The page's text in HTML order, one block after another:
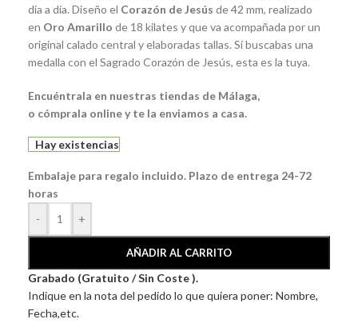
día a día. Diseño el Corazón deJesús de 42 mm, realizado
en Oro Amarillo de 18 kilates y que va acompañada por un
original calado central y elaboradas tallas. Si buscabas una
medalla con el Sagrado Corazón de Jesús, esta es la tuya.
Encuéntrala en nuestras tiendas de Málaga,
o cómprala online y te la enviamos a casa.
Hay existencias
Embalaje para regalo incluido. Plazo de entrega 24-72
horas
-
+
AÑADIR AL CARRITO
Grabado (Gratuito / Sin Coste ).
Indique en la nota del pedido lo que quiera poner: Nombre,
Fecha,etc.